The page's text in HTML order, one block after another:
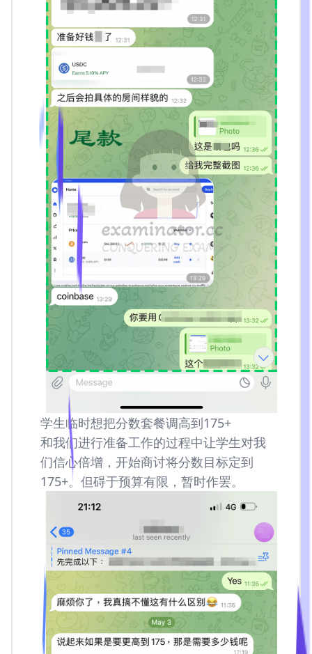
学生临时想把分数套餐调高到175+
和我们进行准备工作的过程中让学生对我
们信心倍增，开始商讨将分数目标定到
175+。但碍于预算有限，暂时作罢。